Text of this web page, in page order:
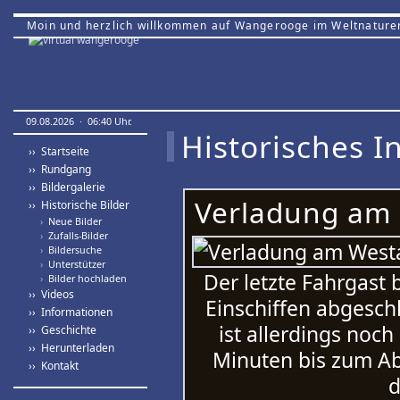
Moin und herzlich willkommen auf Wangerooge im
09.08.2026 · 06:40 Uhr.
›› Startseite
›› Rundgang
›› Bildergalerie
›› Historische Bilder
› Neue Bilder
› Zufalls-Bilder
› Bildersuche
› Unterstützer
› Bilder hochladen
›› Videos
›› Informationen
›› Geschichte
›› Herunterladen
›› Kontakt
Historisches
Verladung am
Der letzte Fahrgast
Einschiffen
ist allerdings
Minuten bis zum